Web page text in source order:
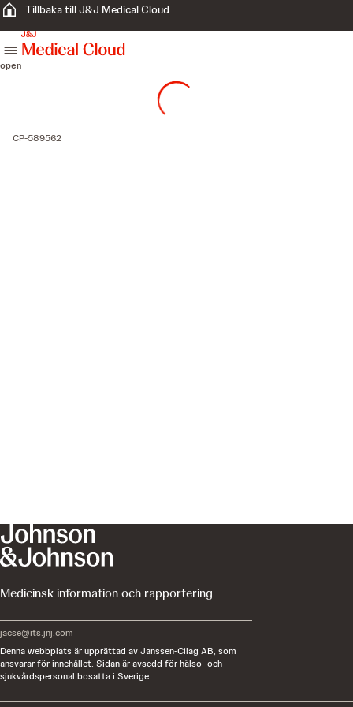
Tillbaka till J&J Medical Cloud
open
CP-589562
Medicinsk information och rapportering
jacse@its.jnj.com
Denna webbplats är upprättad av Janssen-Cilag AB, som
ansvarar för innehållet. Sidan är avsedd för hälso- och
sjukvårdspersonal bosatta i Sverige.